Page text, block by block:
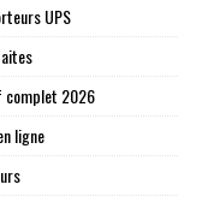
UPS
complet 2026
ligne